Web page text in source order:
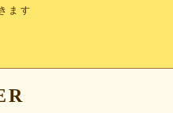
ます